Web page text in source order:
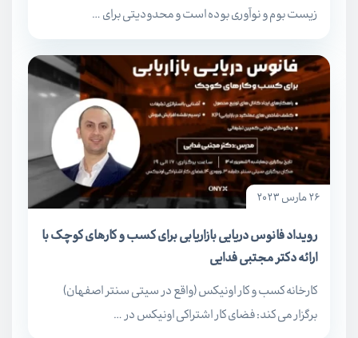
زیست بوم و نوآوری بوده است و محدودیتی برای …
26 مارس 2023
رویداد فانوس دریایی بازاریابی برای کسب و کارهای کوچک با
ارائه دکتر مجتبی فدایی
کارخانه کسب و کار اونیکس (واقع در سیتی سنتر اصفهان)
برگزار می کند: فضای کار اشتراکی اونیکس در …